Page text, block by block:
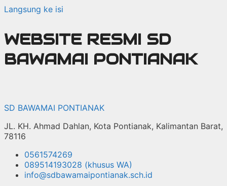
Langsung ke isi
WEBSITE RESMI SD
BAWAMAI PONTIANAK
SD BAWAMAI PONTIANAK
JL. KH. Ahmad Dahlan, Kota Pontianak, Kalimantan Barat,
78116
0561574269
089514193028 (khusus WA)
info@sdbawamaipontianak.sch.id